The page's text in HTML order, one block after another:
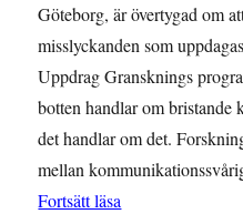
Göteborg, är övertygad om
misslyckanden som
Uppdrag Gransknings
botten handlar om bristande
det handlar om det.
mellan
Fortsätt läsa